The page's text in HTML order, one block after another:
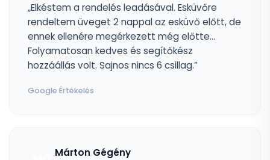
„Elkéstem a rendelés leadásával. Esküvőre
rendeltem üveget 2 nappal az esküvő előtt, de
ennek ellenére megérkezett még előtte...
Folyamatosan kedves és segítőkész
hozzáállás volt. Sajnos nincs 6 csillag.”
Google Értékelés
Márton Gégény